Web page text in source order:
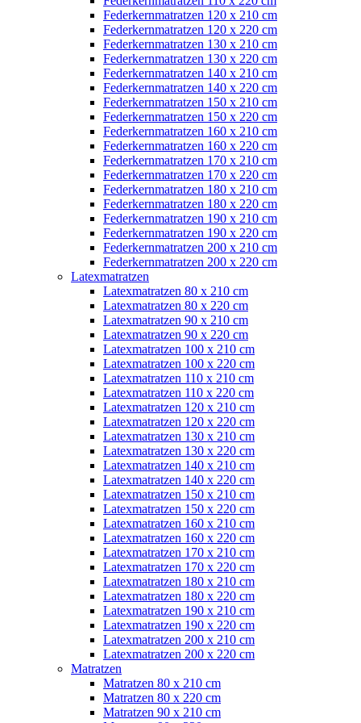
Federkernmatratzen 120 x 210 cm
Federkernmatratzen 120 x 220 cm
Federkernmatratzen 130 x 210 cm
Federkernmatratzen 130 x 220 cm
Federkernmatratzen 140 x 210 cm
Federkernmatratzen 140 x 220 cm
Federkernmatratzen 150 x 210 cm
Federkernmatratzen 150 x 220 cm
Federkernmatratzen 160 x 210 cm
Federkernmatratzen 160 x 220 cm
Federkernmatratzen 170 x 210 cm
Federkernmatratzen 170 x 220 cm
Federkernmatratzen 180 x 210 cm
Federkernmatratzen 180 x 220 cm
Federkernmatratzen 190 x 210 cm
Federkernmatratzen 190 x 220 cm
Federkernmatratzen 200 x 210 cm
Federkernmatratzen 200 x 220 cm
Latexmatratzen
Latexmatratzen 80 x 210 cm
Latexmatratzen 80 x 220 cm
Latexmatratzen 90 x 210 cm
Latexmatratzen 90 x 220 cm
Latexmatratzen 100 x 210 cm
Latexmatratzen 100 x 220 cm
Latexmatratzen 110 x 210 cm
Latexmatratzen 110 x 220 cm
Latexmatratzen 120 x 210 cm
Latexmatratzen 120 x 220 cm
Latexmatratzen 130 x 210 cm
Latexmatratzen 130 x 220 cm
Latexmatratzen 140 x 210 cm
Latexmatratzen 140 x 220 cm
Latexmatratzen 150 x 210 cm
Latexmatratzen 150 x 220 cm
Latexmatratzen 160 x 210 cm
Latexmatratzen 160 x 220 cm
Latexmatratzen 170 x 210 cm
Latexmatratzen 170 x 220 cm
Latexmatratzen 180 x 210 cm
Latexmatratzen 180 x 220 cm
Latexmatratzen 190 x 210 cm
Latexmatratzen 190 x 220 cm
Latexmatratzen 200 x 210 cm
Latexmatratzen 200 x 220 cm
Matratzen
Matratzen 80 x 210 cm
Matratzen 80 x 220 cm
Matratzen 90 x 210 cm